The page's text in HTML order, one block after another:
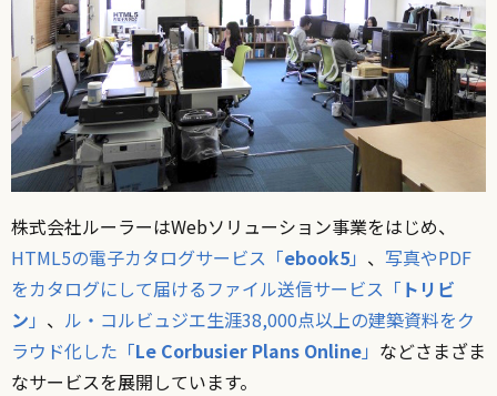
株式会社ルーラーはWebソリューション事業をはじめ、
HTML5の電子カタログサービス「ebook5」 、 写真やPDF
をカタログにして届けるファイル送信サービス「 トリビ
ン 」 、 ル・コルビュジエ生涯38,000点以上の建築資料をク
ラウド化した「Le Corbusier Plans Online」 などさまざま
なサービスを展開しています。